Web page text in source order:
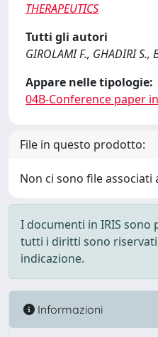
THERAPEUTICS
Tutti gli autori
GIROLAMI F., GHADIRI S.,
Appare nelle tipologie:
04B-Conference paper
File in questo prodotto:
Non ci sono file
I documenti in IRIS
tutti i diritti sono
indicazione.
Informazioni